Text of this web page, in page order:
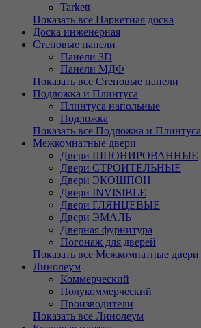
Tarkett
Показать все Паркетная доска
Доска инженерная
Стеновые панели
Панели 3D
Панели МДФ
Показать все Стеновые панели
Подложка и Плинтуса
Плинтуса напольные
Подложка
Показать все Подложка и Плинтуса
Межкомнатные двери
Двери ШПОНИРОВАННЫЕ
Двери СТРОИТЕЛЬНЫЕ
Двери ЭКОШПОН
Двери INVISIBLE
Двери ГЛЯНЦЕВЫЕ
Двери ЭМАЛЬ
Дверная фурнитура
Погонаж для дверей
Показать все Межкомнатные двери
Линолеум
Коммерческий
Полукоммерческий
Производители
Показать все Линолеум